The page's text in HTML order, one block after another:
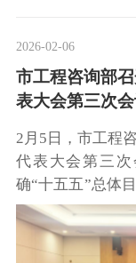
2026-02-06
市工程咨询部
表大会第三次
2月5日，市工程
代表大会第三次
确“十五五”总体
员全体干部职工
询部及城建集团
记、董事长施浩